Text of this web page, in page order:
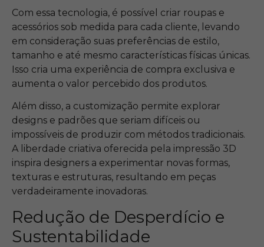
Com essa tecnologia, é possível criar roupas e
acessórios sob medida para cada cliente, levando
em consideração suas preferências de estilo,
tamanho e até mesmo características físicas únicas.
Isso cria uma experiência de compra exclusiva e
aumenta o valor percebido dos produtos.
Além disso, a customização permite explorar
designs e padrões que seriam difíceis ou
impossíveis de produzir com métodos tradicionais.
A liberdade criativa oferecida pela impressão 3D
inspira designers a experimentar novas formas,
texturas e estruturas, resultando em peças
verdadeiramente inovadoras.
Redução de Desperdício e
Sustentabilidade